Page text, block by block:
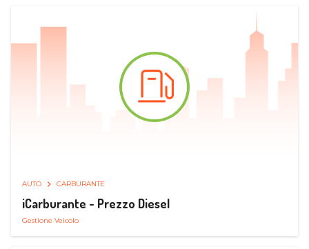
AUTO CARBURANTE
iCarburante - Prezzo Diesel
Gestione Veicolo